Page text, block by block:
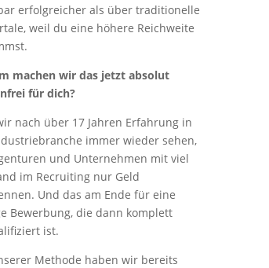
erfolgreicher als über traditionelle
weil du eine höhere Reichweite
machen wir das jetzt absolut
für dich?
nach über 17 Jahren Erfahrung in
immer wieder sehen,
und Unternehmen mit viel
im Recruiting nur Geld
Und das am Ende für eine
Bewerbung, die dann komplett
ist.
Methode haben wir bereits